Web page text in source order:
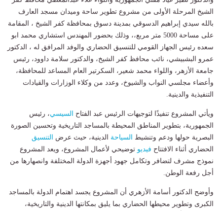
الشيخ المرحلة الأولى من مشروع تطوير ساحة وميدان مسجد العارف
بالله سيدي إبراهيم الدسوقي بمدينة دسوق بمحافظة كفر الشيخ ، المقامة
على مساحة 5000 متر مربع،، وذلك بحضور المهندس استشاري محمد ابو
سعده رئيس الجهاز القومي للتنسيق الحضاري والوفد المرافق له ، الدكتور
عمرو البشبيشي، نائب محافظ كفر الشيخ، والدكتور سلامة داوود، رئيس
جامعة الأزهر، واللواء محمد شعير، السكرتير العام المساعد للمحافظة،
وأعضاء مجلسي النواب والشيوخ، وعدد من وكلاء الوزارات والقيادات
التنفيذية والدينية.
ويأتي المشروع تنفيذًا لتوجيهات الرئيس عبد الفتاح السيسي، رئيس
الجمهورية، بتطوير المناطق المحيطة بالمساجد التاريخية وتحسين الصورة
البصرية حولها ودعم وتنشيط
السياحة الدينية، حيث عرض
التنسيق
الحضاري أثناء الافتتاح فيديو توضيحي لأعمال المشروع، ويعد المشروع
نموذج مشرف لتضافر وتكامل جهود أجهزة الدولة المختلفة وانصهارها من
أجل رفعة الوطن.
وأوضح الدكتور أسامة الأزهري أن المشروع يجسد اهتمام الدولة بالمساجد
الكبرى وتطوير محيطها الحضاري بما يليق بمكانتها الدينية والتاريخية،